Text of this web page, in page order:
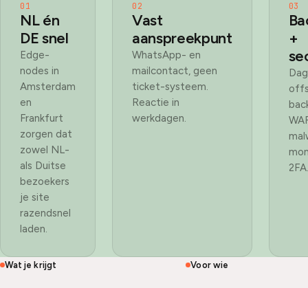
01
NL én
DE snel
Edge-
nodes in
Amsterdam
en
Frankfurt
zorgen dat
zowel NL-
als Duitse
bezoekers
je site
razendsnel
laden.
02
Vast
aanspreekpunt
WhatsApp- en
mailcontact, geen
ticket-systeem.
Reactie in
werkdagen.
03
+
2FA.
Wat je krijgt Voor wie